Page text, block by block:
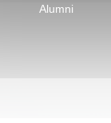
Alumni